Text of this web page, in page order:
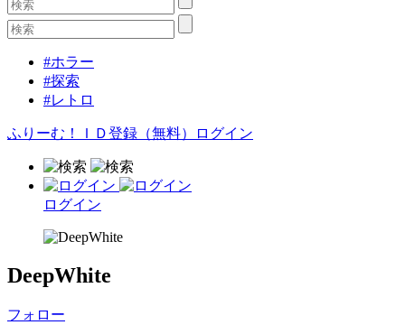
#ホラー
#探索
#レトロ
ふりーむ！ＩＤ登録（無料） ログイン
ログイン
DeepWhite
フォロー